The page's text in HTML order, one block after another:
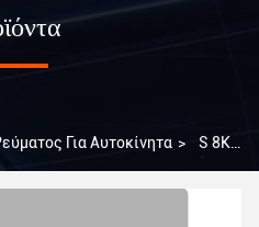
Για Αυτοκίνητα > S 8KG
ψυκτικό R-134a